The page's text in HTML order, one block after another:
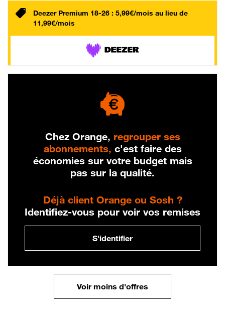
Deezer Premium 18-26 : 5,99€/mois au lieu de
11,99€/mois
Chez Orange, regrouper ses
abonnements, c'est faire des
économies sur votre budget mais
pas sur la qualité.
Déjà client Orange ou Sosh ?
Identifiez-vous pour voir vos remises
S'identifier
Voir moins d'offres